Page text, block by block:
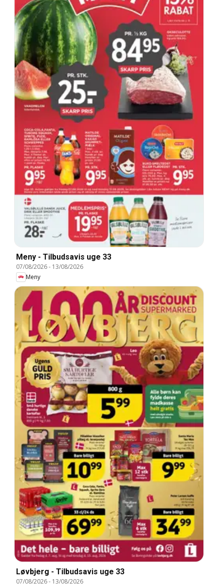
Meny - Tilbudsavis uge 33
07/08/2026- 13/08/2026
Meny
Løvbjerg - Tilbudsavis uge 33
07/08/2026- 13/08/2026